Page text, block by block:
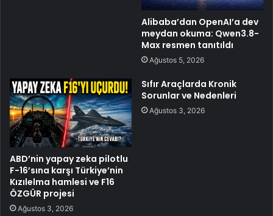
Alibaba’dan OpenAI’a dev
meydan okuma: Qwen3.8-
Max resmen tanıtıldı
Ağustos 5, 2026
ABD’nin yapay zeka pilotlu
F-16’sına karşı Türkiye’nin
Kızılelma hamlesi ve F16
ÖZGÜR projesi
Ağustos 3, 2026
Sıfır Araçlarda Kronik
Sorunlar ve Nedenleri
Ağustos 3, 2026